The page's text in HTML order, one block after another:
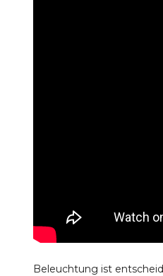
Beleuchtung ist